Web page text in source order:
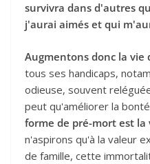
survivra dans d'autres
j'aurai aimés et qui
Augmentons donc la vie
tous ses handicaps,
odieuse, souvent
peut qu'améliorer la
forme de pré-mort est la
n'aspirons qu'à la valeur
de famille, cette